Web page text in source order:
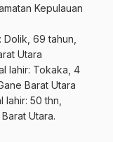
Kepulauan
Dolik, 69 tahun,
Utara
lahir: Tokaka, 4
Barat Utara
lahir: 50 thn,
Utara.